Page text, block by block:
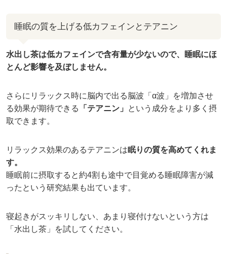
睡眠の質を上げる低カフェインとテアニン
水出し茶は低カフェインで含有量が少ないので、睡眠にほ
とんど影響を及ぼしません。
さらにリラックス時に脳内で出る脳波「α波」を増加させ
る効果が期待できる
「テアニン」
という成分をより多く摂
取できます。
リラックス効果のあるテアニンは眠りの質を高めてくれま
す。
睡眠前に摂取すると約4割も途中で目覚める睡眠障害が減
ったという研究結果も出ています。
寝起きがスッキリしない、あまり寝付けないという方は
「水出し茶」を試してください。